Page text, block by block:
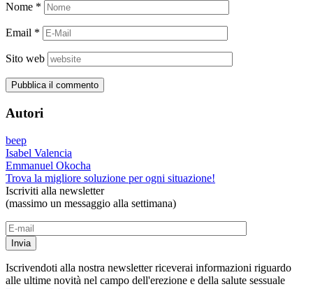
Nome *
Email *
Sito web
Autori
beep
Isabel Valencia
Emmanuel Okocha
Trova la migliore soluzione per ogni situazione!
Iscriviti alla newsletter
(massimo un messaggio alla settimana)
Iscrivendoti alla nostra newsletter riceverai informazioni riguardo
alle ultime novità nel campo dell'erezione e della salute sessuale